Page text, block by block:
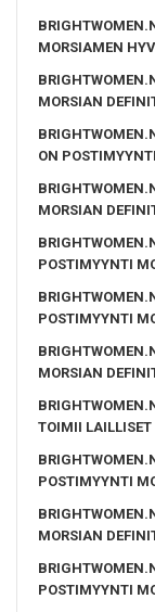
MORSIAMEN
MORSIAN
ON
MORSIAN
POSTIMYYNTI
POSTIMYYNTI
MORSIAN
TOIMII LAILLISET
POSTIMYYNTI
MORSIAN
POSTIMYYNTI